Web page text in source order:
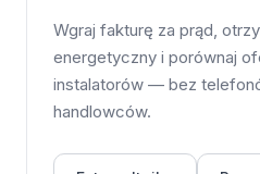
Wgraj fakturę za prąd,
energetyczny i porównaj
instalatorów — bez
handlowców.